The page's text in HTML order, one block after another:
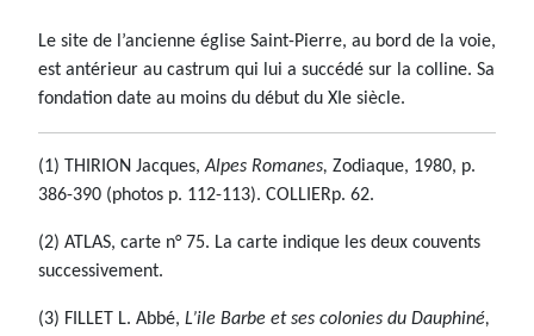
Le site de l’ancienne église Saint-Pierre, au bord de la voie,
est antérieur au castrum qui lui a succédé sur la colline. Sa
fondation date au moins du début du XIe siècle.
(1) THIRION Jacques,Alpes Romanes, Zodiaque, 1980, p.
386-390 (photos p. 112-113). COLLIERp. 62.
(2) ATLAS, carte n° 75. La carte indique les deux couvents
successivement.
(3) FILLET L. Abbé, L’ile Barbe et ses colonies du Dauphiné,